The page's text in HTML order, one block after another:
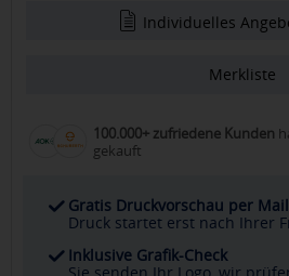
Individuelles
Merkliste
100.000+ zufriedene Kunden
gekauft
Gratis Druckvorschau per Mail
Druck startet erst nach Ihrer
Inklusive Grafik-Check